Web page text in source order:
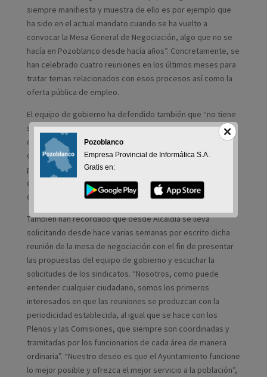
siempre manifiesta y muestra de ello es por ejemplo que
ha sido en el actual mandato cuando se ha vuelto a
convocar la Mesa General de Negociación, algo que no se
hacía en Pozoblanco desde hacía años”. Concretamente, se
han celebrado cuatro reuniones en los últimos meses para
tratar temas relacionados con esos procesos así como la
oferta pública de empleo.
El equipo de gobierno ha defendido también que “no tiene
sentido que CSIF nos acuse de no convocar las reuniones
de la mesa general cuando eso es algo que, según el acta
de constitución, debe ser tramitado por la secretaria de la
propia mesa” y ha mostrado su desconcierto por el hecho
de que el sindicato pida una reunión que de hecho está ya
convocada para el próximo jueves.
También han recordado que desde Alcaldía se lleva
solicitando desde hace varias semanas por escrito dicha
reunión de la mesa de negociación con el fin de presentar
las propuestas del equipo de gobierno y escuchar la
solicitudes de los sindicatos. “Nosotros, como puede
entender cualquier ciudadano, somos los primeros
interesados en que las reuniones se produzcan con la
periodicidad establecida, al igual que se hace con los
Plenos y las Comisiones, que siempre son coordinadas y
tramitadas por los funcionarios de cada área de manera
ordinaria”. “Nuestro deseo es que el Ayuntamiento funcione
lo mejor posible y ofrezca el mejor servicio a la población”,
Pozoblanco
Empresa Provincial de Informática S.A.
Gratis en: